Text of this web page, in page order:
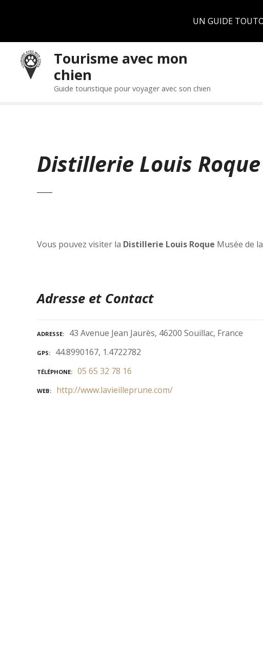
UN GUIDE
Tourisme avec mon
chien
Guide touristique pour voyager avec son chien
Distillerie Louis Roque
Vous pouvez visiter la Distillerie Louis Roque Musée de
Adresse et Contact
ADRESSE 43 Avenue Jean Jaurès, 46200 Souillac, France
GPS 44.8990167, 1.4722782
TÉLÉPHONE 05 65 32 78 16
WEB http://www.lavieilleprune.com/